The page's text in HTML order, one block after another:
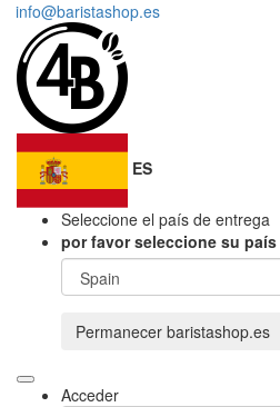
info@baristashop.es
ES
Seleccione el país de entrega
por favor seleccione su país
Permanecer baristashop.es
Acceder